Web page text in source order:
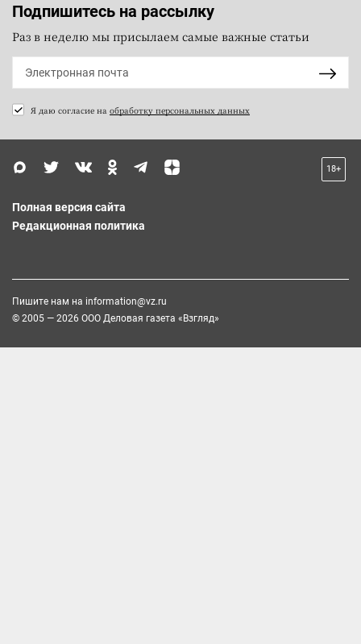
Подпишитесь на рассылку
Раз в неделю мы присылаем самые важные статьи
Я даю согласие на обработку персональных данных
18+
Полная версия сайта
Редакционная политика
Пишите нам на information@vz.ru
© 2005 — 2026 ООО Деловая газета «Взгляд»